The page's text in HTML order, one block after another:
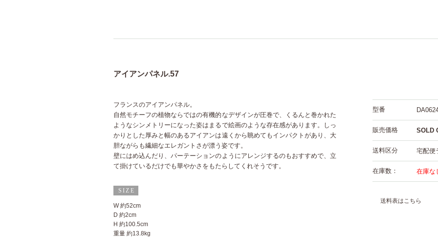
アイアンパネル.57
フランスのアイアンパネル。
自然モチーフの植物ならではの有機的なデザインが圧巻で、くるんと巻かれた
ようなシンメトリーになった姿はまるで絵画のような存在感があります。しっ
かりとした厚みと幅のあるアイアンは遠くから眺めてもインパクトがあり、大
胆ながらも繊細なエレガントさが漂う姿です。
壁にはめ込んだり、パーテーションのようにアレンジするのもおすすめで、立
て掛けているだけでも華やかさをもたらしてくれそうです。
W 約52cm
D 約2cm
H 約100.5cm
重量 約13.8kg
型番
販売価格 SOLD
送料区分 宅配便
在庫数： 在庫な
送料表はこちら